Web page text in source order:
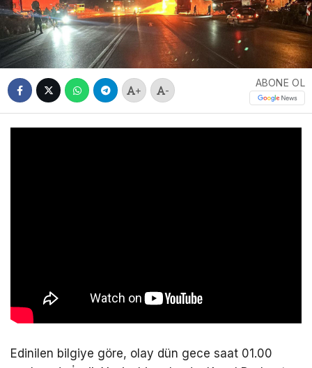
+ -
ABONE OL
Edinilen bilgiye göre, olay dün gece saat 01.00